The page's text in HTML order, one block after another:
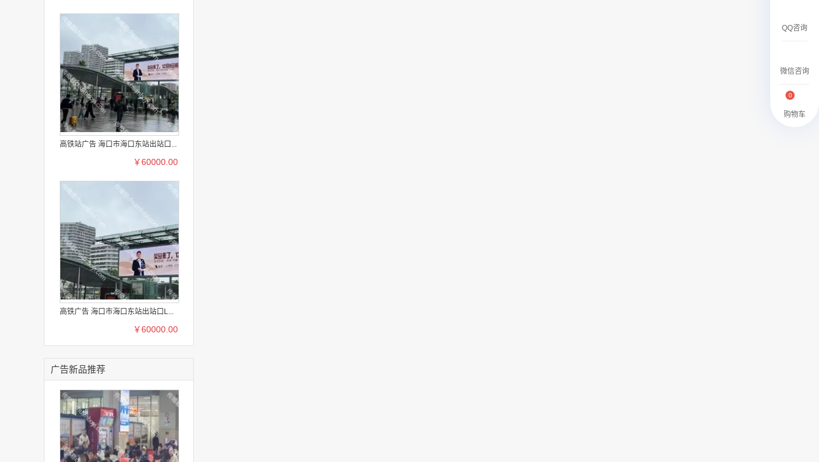
高铁站广告 海口市海口东站出站口...
￥60000.00
高铁广告 海口市海口东站出站口L...
￥60000.00
广告新品推荐
QQ咨询
微信咨询
购物车
0